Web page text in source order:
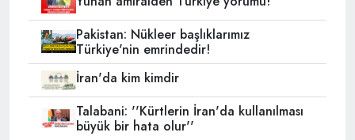
Pakistan: Nükleer başlıklarımız
Türkiye'nin emrindedir!
İran'da kim kimdir
Talabani: ''Kürtlerin İran'da kullanılması
büyük bir hata olur''